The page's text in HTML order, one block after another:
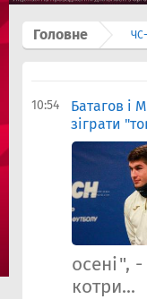
Головне
10:54
Батагов і
зіграти
осені",
котри...